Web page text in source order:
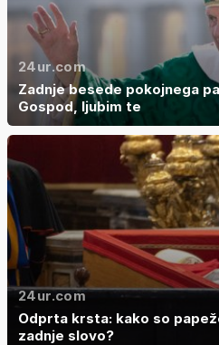
24ur.com
Zadnje besede pokojnega
Gospod, ljubim te
24ur.com
Odprta krsta: kako so
zadnje slovo?